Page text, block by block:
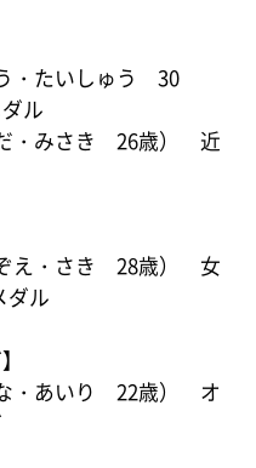
・たいしゅう 30
ル
・みさき 26歳） 近
え・さき 28歳） 女
ル
・あいり 22歳） オ